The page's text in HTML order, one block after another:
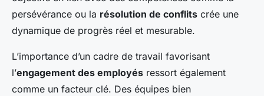
persévérance ou la résolution de conflits crée une
dynamique de progrès réel et mesurable.
L’importance d’un cadre de travail favorisant
l’engagement des employés ressort également
comme un facteur clé. Des équipes bien